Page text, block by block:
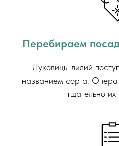
Перебираем
Луковицы лилий
названием сорта.
тщательно